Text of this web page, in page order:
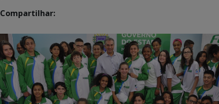
Compartilhar: